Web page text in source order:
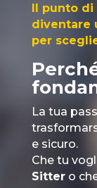
Il punto
diventare
per
La tua
e sicuro.
Che tu
Sittero